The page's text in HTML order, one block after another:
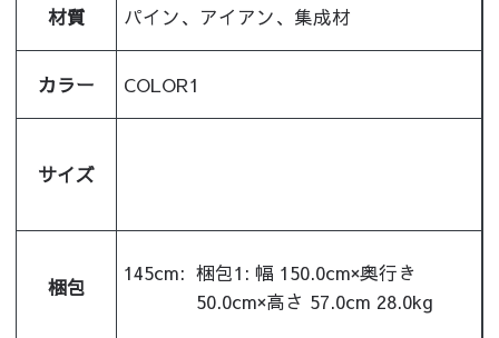
材質 パイン、アイアン、集成材
カラー COLOR1
サイズ
梱包
145cm: 梱包1: 幅 150.0cm×奥行き
50.0cm×高さ 57.0cm 28.0kg